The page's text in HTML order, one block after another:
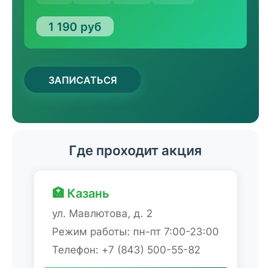
1 190 руб
ЗАПИСАТЬСЯ
Где проходит акция
🏥 Казань
ул. Мавлютова, д. 2
Режим работы: пн-пт 7:00-23:00
Телефон: +7 (843) 500-55-82